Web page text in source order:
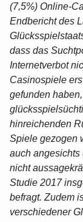
(7,5%) Online-
Endbericht des
dass das
Internetverbot
Casinospiele
gefunden
hinreichenden
Spiele gezogen
auch angesichts
nicht
Studie 2017
befragt. Zudem
verschiedener